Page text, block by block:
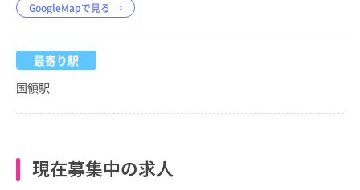
GoogleMapで見る
最寄り駅
国領駅
現在募集中の求人